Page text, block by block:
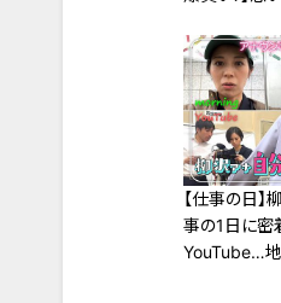
【仕事の日
事の1日に密着
YouTube…地